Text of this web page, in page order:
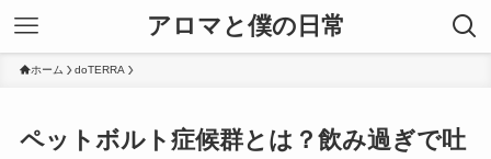
アロマと僕の日常
ホーム doTERRA
ペットボルト症候群とは？飲み過ぎで吐